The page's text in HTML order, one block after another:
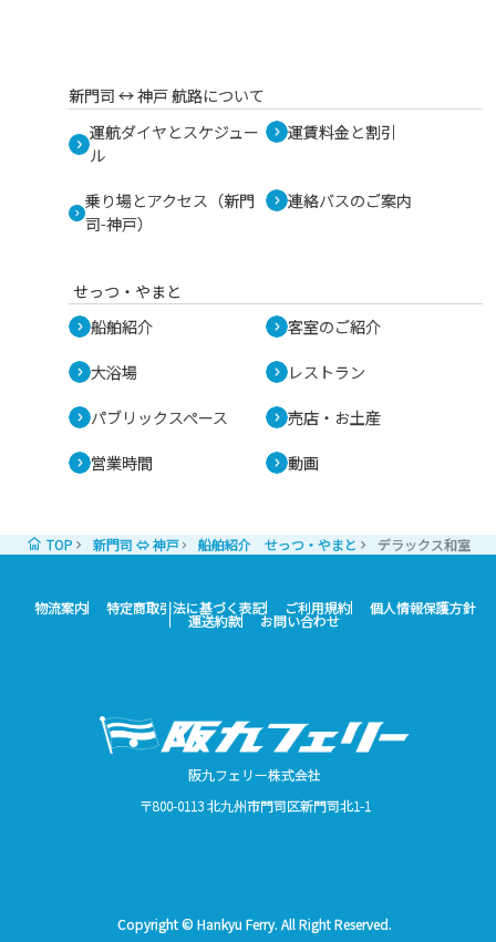
新門司 ↔︎ 神戸 航路について
運航ダイヤとスケジュー
ル
運賃料金と割引
乗り場とアクセス（新門
司-神戸）
連絡バスのご案内
せっつ・やまと
船舶紹介
客室のご紹介
大浴場 レストラン
パブリックスペース 売店・お土産
営業時間 動画
TOP 新門司 ⇔ 神戸 船舶紹介 せっつ・やまと デラックス和室
物流案内 特定商取引法に基づく表記 ご利用規約 個人情報保護方針
運送約款 お問い合わせ
阪九フェリー株式会社
〒800-0113 北九州市門司区新門司北1-1
Copyright © Hankyu Ferry. All Right Reserved.